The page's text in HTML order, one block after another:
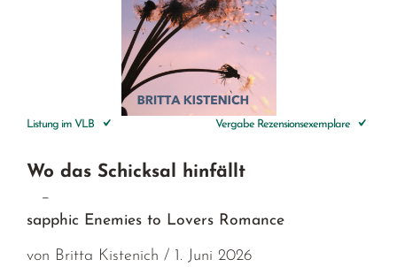
Listung im VLB Vergabe Rezensionsexemplare
Wo das Schicksal hinfällt
–
sapphic Enemies to Lovers Romance
von Britta Kistenich / 1. Juni 2026